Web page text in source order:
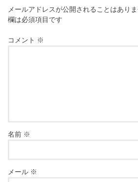
メールアドレスが公開されることはありま
欄は必須項目です
コメント ※
名前 ※
メール ※